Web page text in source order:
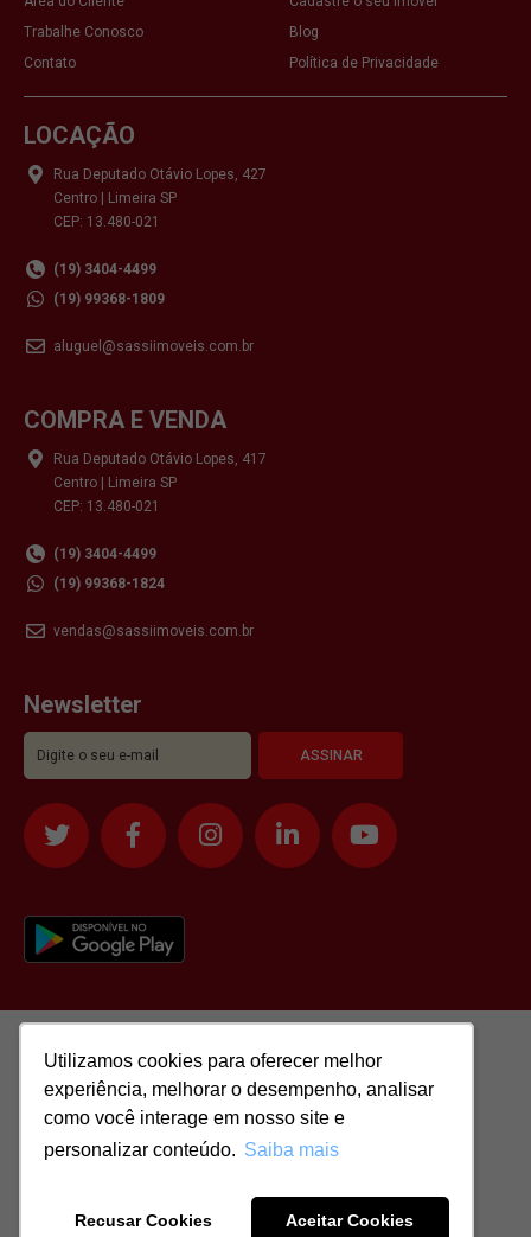
Utilizamos cookies para oferecer melhor
experiência, melhorar o desempenho, analisar
como você interage em nosso site e
personalizar conteúdo. Saiba mais
Recusar Cookies Aceitar Cookies
Utilizamos cookies para oferecer melhor
experiência, melhorar o desempenho, analisar
como você interage em nosso site e
personalizar conteúdo. Saiba mais
Recusar Cookies Aceitar Cookies
Trabalhe Conosco
Blog
Contato
Política de Privacidade
LOCAÇÃO
Rua Deputado Otávio Lopes, 427
Centro | Limeira SP
CEP: 13.480-021
(19) 3404-4499
(19) 99368-1809
aluguel@sassiimoveis.com.br
COMPRA E VENDA
Rua Deputado Otávio Lopes, 417
Centro | Limeira SP
CEP: 13.480-021
(19) 3404-4499
(19) 99368-1824
vendas@sassiimoveis.com.br
Newsletter
51.417.293/0001-48 | CRECI: J-04970/1